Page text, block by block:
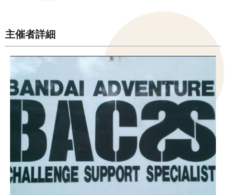
主催者詳細